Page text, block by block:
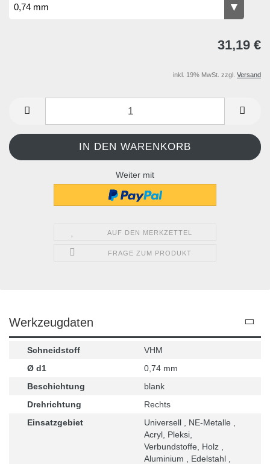
31,19 €
inkl. 19% MwSt. zzgl. Versand
Weiter mit
AUF DEN MERKZETTEL
FRAGE ZUM PRODUKT
Werkzeugdaten
Schneidstoff
VHM
Ø d1
0,74 mm
Beschichtung
blank
Drehrichtung
Rechts
Einsatzgebiet
Universell , NE-Metalle ,
Acryl, Pleksi,
Verbundstoffe, Holz ,
Aluminium , Edelstahl ,